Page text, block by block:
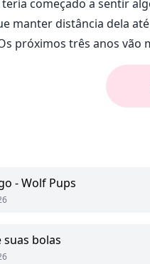
começado a sentir
manter distância dela
próximos três anos vão
- Wolf Pups
suas bolas